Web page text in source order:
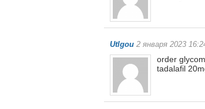
Utlgou 2 января 2023
order
tadalafil